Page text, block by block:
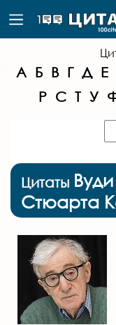
А Б В Г Д Е
Р С Т У
Цитаты
Стюарта